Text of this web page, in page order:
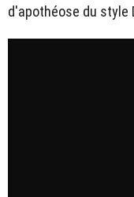
d'apothéose du style